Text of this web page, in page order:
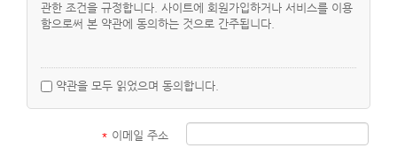
관한 조건을 규정합니다. 사이트에 회원가입하거나 서비스를 이용
함으로써 본 약관에 동의하는 것으로 간주됩니다.
회원은 이메일 주소, 이름, 닉네임, 생일, 홈페이지 주소, 블로그 주
소를 입력해야 합니다.
약관을 모두 읽었으며 동의합니다.
* 이메일 주소